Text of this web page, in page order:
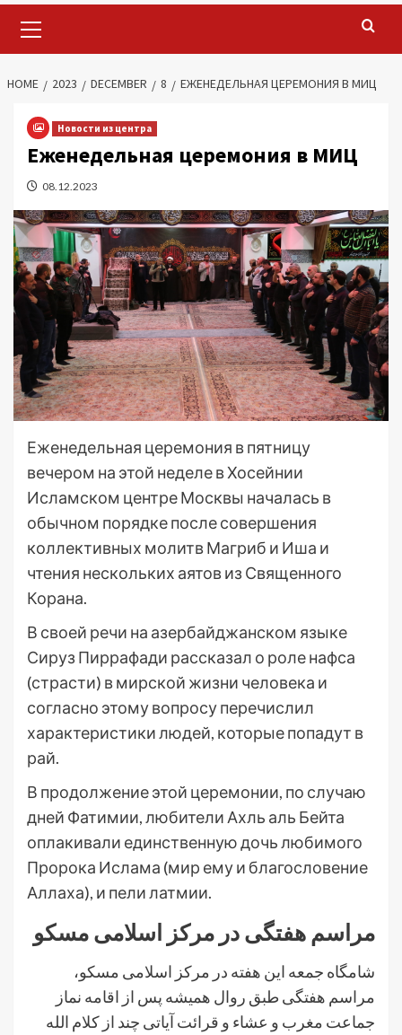
Menu
HOME 2023 DECEMBER 8 ЕЖЕНЕДЕЛЬНАЯ ЦЕРЕМОНИЯ В МИЦ
Новости из центра
Еженедельная церемония в МИЦ
08.12.2023
Еженедельная церемония в пятницу
вечером на этой неделе в Хосейнии
Исламском центре Москвы началась в
обычном порядке после совершения
коллективных молитв Магриб и Иша и
чтения нескольких аятов из Священного
Корана.
В своей речи на азербайджанском языке
Сируз Пиррафади рассказал о роле нафса
(страсти) в мирской жизни человека и
согласно этому вопросу перечислил
характеристики людей, которые попадут в
рай.
В продолжение этой церемонии, по случаю
дней Фатимии, любители Ахль аль Бейта
оплакивали единственную дочь любимого
Пророка Ислама (мир ему и благословение
Аллаха), и пели латмии.
مراسم هفتگی در مرکز اسلامی مسکو
شامگاه جمعه این هفته در مرکز اسلامی مسکو،
مراسم هفتگی طبق روال همیشه پس از اقامه نماز
جماعت مغرب و عشاء و قرائت آیاتی چند از کلام الله